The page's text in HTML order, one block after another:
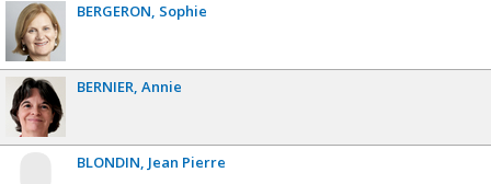
BERGERON Sophie
BERNIER Annie
BLONDIN Jean Pierre